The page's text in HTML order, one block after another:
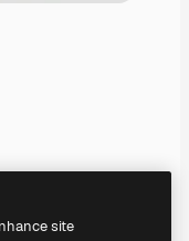
site